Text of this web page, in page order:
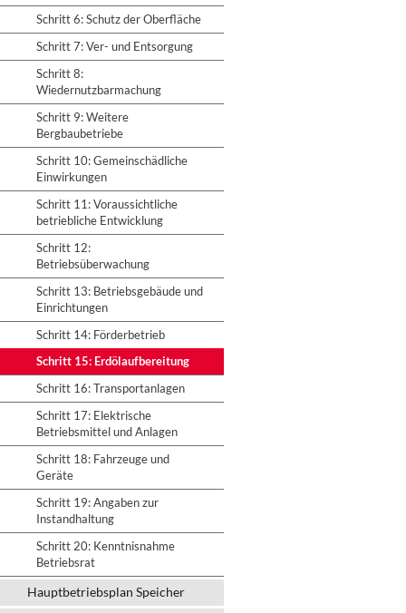
Schritt 6: Schutz der Oberfläche
Schritt 7: Ver- und Entsorgung
Schritt 8:
Wiedernutzbarmachung
Schritt 9: Weitere
Bergbaubetriebe
Schritt 10: Gemeinschädliche
Einwirkungen
Schritt 11: Voraussichtliche
betriebliche Entwicklung
Schritt 12:
Betriebsüberwachung
Schritt 13: Betriebsgebäude und
Einrichtungen
Schritt 14: Förderbetrieb
Schritt 15: Erdölaufbereitung
Schritt 16: Transportanlagen
Schritt 17: Elektrische
Betriebsmittel und Anlagen
Schritt 18: Fahrzeuge und
Geräte
Schritt 19: Angaben zur
Instandhaltung
Schritt 20: Kenntnisnahme
Betriebsrat
Hauptbetriebsplan Speicher